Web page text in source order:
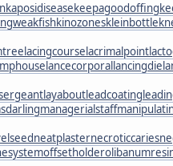
kaposidiseasekeepagoodoffing
kinozoneskleinbottle
lacingcourselacrimalpoint
lancecorporallancingdie
layaboutleadcoating
managerialstaff
neatplasternecroticcaries
offsetholder